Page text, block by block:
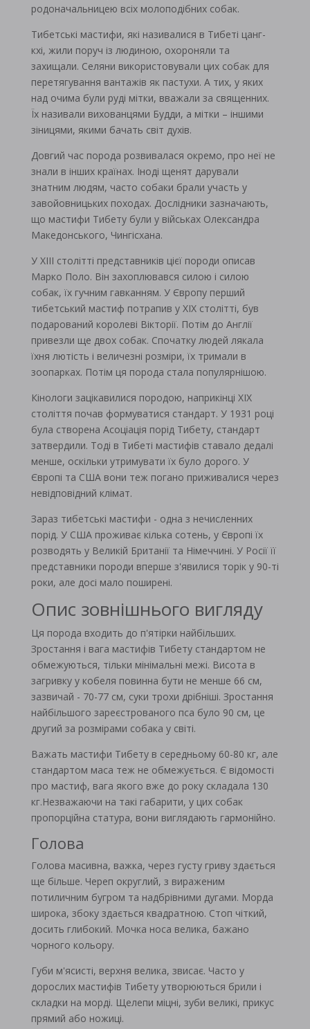
родоначальницею всіх молоподібних собак.
Тибетські мастифи, які називалися в Тибеті цанг-
кхі, жили поруч із людиною, охороняли та
захищали. Селяни використовували цих собак для
перетягування вантажів як пастухи. А тих, у яких
над очима були руді мітки, вважали за священних.
Їх називали вихованцями Будди, а мітки – іншими
зіницями, якими бачать світ духів.
Довгий час порода розвивалася окремо, про неї не
знали в інших країнах. Іноді щенят дарували
знатним людям, часто собаки брали участь у
завойовницьких походах. Дослідники зазначають,
що мастифи Тибету були у військах Олександра
Македонського, Чингісхана.
У XIII столітті представників цієї породи описав
Марко Поло. Він захоплювався силою і силою
собак, їх гучним гавканням. У Європу перший
тибетський мастиф потрапив у ХІХ столітті, був
подарований королеві Вікторії. Потім до Англії
привезли ще двох собак. Спочатку людей лякала
їхня лютість і величезні розміри, їх тримали в
зоопарках. Потім ця порода стала популярнішою.
Кінологи зацікавилися породою, наприкінці ХІХ
століття почав формуватися стандарт. У 1931 році
була створена Асоціація порід Тибету, стандарт
затвердили. Тоді в Тибеті мастифів ставало дедалі
менше, оскільки утримувати їх було дорого. У
Європі та США вони теж погано приживалися через
невідповідний клімат.
Зараз тибетські мастифи - одна з нечисленних
порід. У США проживає кілька сотень, у Європі їх
розводять у Великій Британії та Німеччині. У Росії її
представники породи вперше з'явилися торік у 90-ті
роки, але досі мало поширені.
Опис зовнішнього вигляду
Ця порода входить до п'ятірки найбільших.
Зростання і вага мастифів Тибету стандартом не
обмежуються, тільки мінімальні межі. Висота в
загривку у кобеля повинна бути не менше 66 см,
зазвичай - 70-77 см, суки трохи дрібніші. Зростання
найбільшого зареєстрованого пса було 90 см, це
другий за розмірами собака у світі.
Важать мастифи Тибету в середньому 60-80 кг, але
стандартом маса теж не обмежується. Є відомості
про мастиф, вага якого вже до року складала 130
кг.Незважаючи на такі габарити, у цих собак
пропорційна статура, вони виглядають гармонійно.
Голова
Голова масивна, важка, через густу гриву здається
ще більше. Череп округлий, з вираженим
потиличним бугром та надбрівними дугами. Морда
широка, збоку здається квадратною. Стоп чіткий,
досить глибокий. Мочка носа велика, бажано
чорного кольору.
Губи м'ясисті, верхня велика, звисає. Часто у
дорослих мастифів Тибету утворюються брили і
складки на морді. Щелепи міцні, зуби великі, прикус
прямий або ножиці.